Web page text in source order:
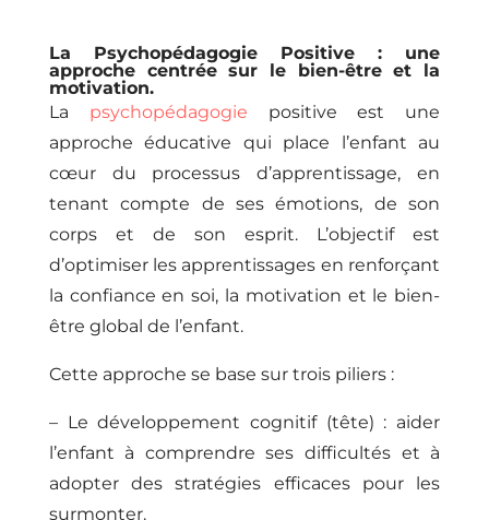
La Psychopédagogie Positive : une
approche centrée sur le bien-être et la
motivation.
La psychopédagogie positive est une
approche éducative qui place l’enfant au
cœur du processus d’apprentissage, en
tenant compte de ses émotions, de son
corps et de son esprit. L’objectif est
d’optimiser les apprentissages en renforçant
la confiance en soi, la motivation et le bien-
être global de l’enfant.
Cette approche se base sur trois piliers :
– Le développement cognitif (tête) : aider
l’enfant à comprendre ses difficultés et à
adopter des stratégies efficaces pour les
surmonter.